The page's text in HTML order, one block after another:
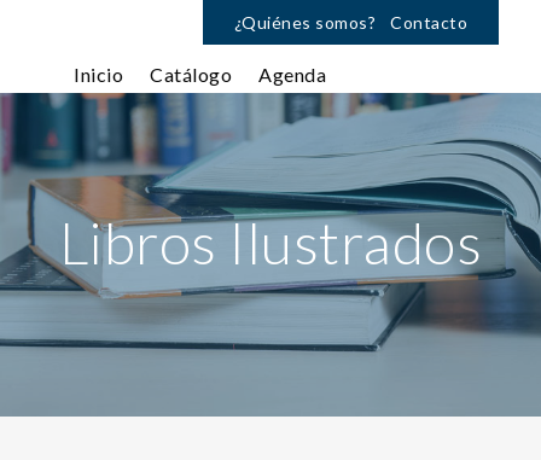
¿Quiénes somos? Contacto
Inicio Catálogo Agenda
Libros Ilustrados